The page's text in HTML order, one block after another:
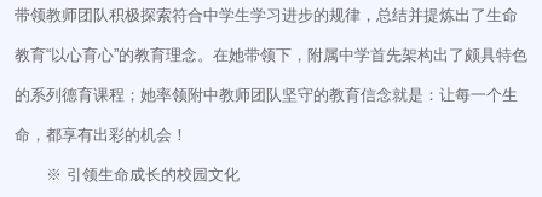
带领教师团队积极探索符合中学生学习进步的规律，总结并提炼出了生命
教育“以心育心”的教育理念。在她带领下，附属中学首先架构出了颇具特色
的系列德育课程；她率领附中教师团队坚守的教育信念就是：让每一个生
命，都享有出彩的机会！
※ 引领生命成长的校园文化